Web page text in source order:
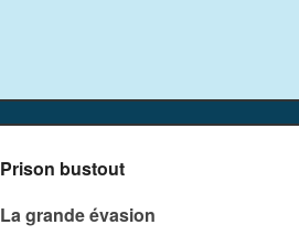
Prison bustout
La grande évasion